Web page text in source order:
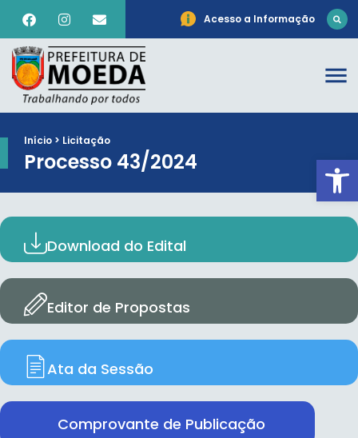
Acesso a Informação
Início > Licitação
Processo 43/2024
Download do Edital
Editor de Propostas
Ata da Sessão
Comprovante de Publicação